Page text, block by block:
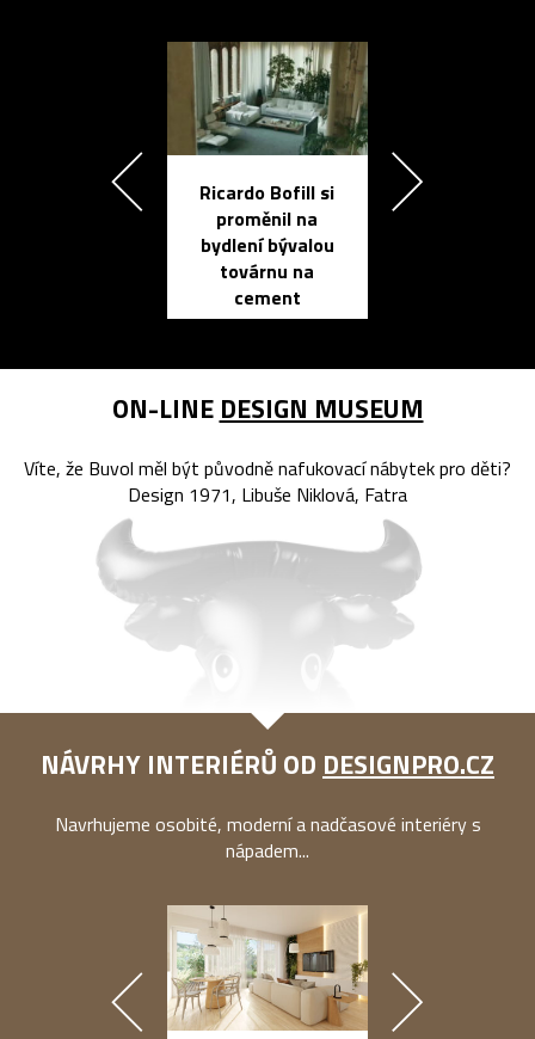
Ricardo Bofill si
proměnil na
bydlení bývalou
továrnu na
cement
ON-LINE DESIGN MUSEUM
Víte, že Buvol měl být původně nafukovací nábytek pro děti?
Design 1971, Libuše Niklová, Fatra
NÁVRHY INTERIÉRŮ OD DESIGNPRO.CZ
Navrhujeme osobité, moderní a nadčasové interiéry s
nápadem...